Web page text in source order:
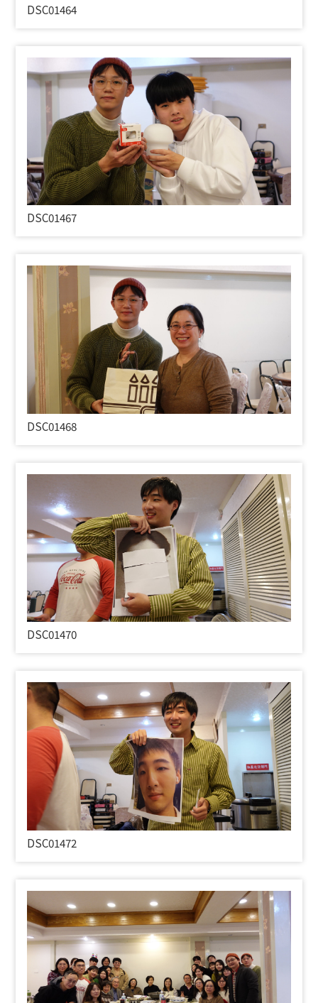
DSC01464
DSC01467
DSC01468
DSC01470
DSC01472